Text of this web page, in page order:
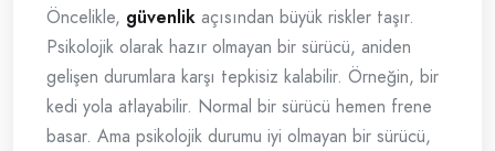
Öncelikle, güvenlik açısından büyük riskler taşır.
Psikolojik olarak hazır olmayan bir sürücü, aniden
gelişen durumlara karşı tepkisiz kalabilir. Örneğin, bir
kedi yola atlayabilir. Normal bir sürücü hemen frene
basar. Ama psikolojik durumu iyi olmayan bir sürücü,